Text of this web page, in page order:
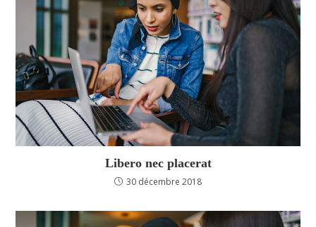
Libero nec placerat
30 décembre 2018